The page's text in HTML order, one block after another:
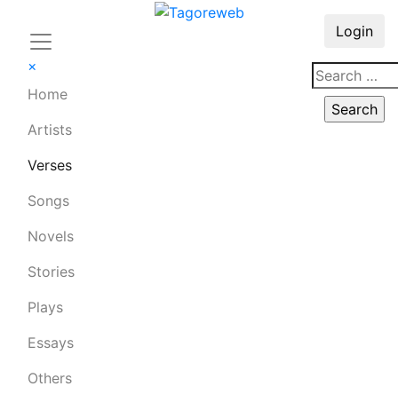
×
Home
Artists
Verses
Songs
Novels
Stories
Plays
Essays
Others
Login